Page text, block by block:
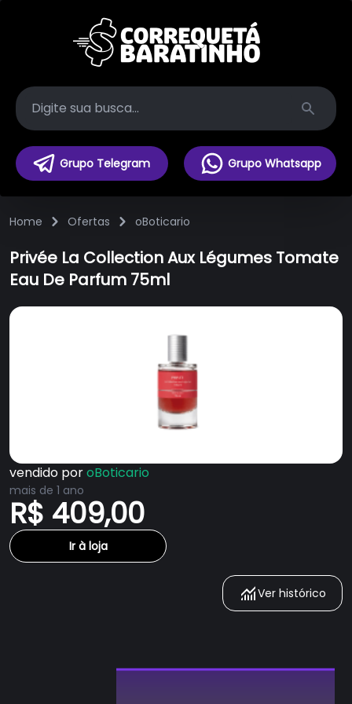
Search
Grupo Telegram Grupo Whatsapp
Home Ofertas oBoticario
Privée La Collection Aux Légumes Tomate
Eau De Parfum 75ml
vendido poroBoticario
mais de 1 ano
R$ 409,00
Ir à loja
Ver histórico